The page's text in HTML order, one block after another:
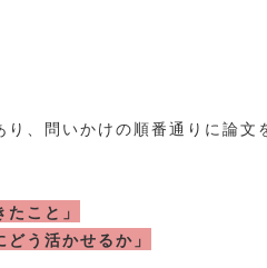
、問いかけの順番通りに論文
こと」
う活かせるか」